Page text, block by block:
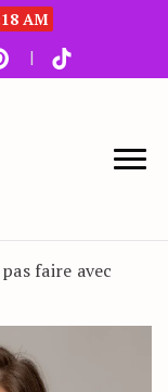
AM
et mode
faire avec